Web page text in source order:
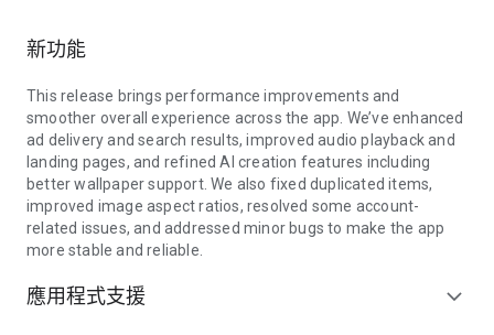
新功能
This release brings performance improvements and
smoother overall experience across the app. We’ve enhanced
ad delivery and search results, improved audio playback and
landing pages, and refined AI creation features including
better wallpaper support. We also fixed duplicated items,
improved image aspect ratios, resolved some account-
related issues, and addressed minor bugs to make the app
more stable and reliable.
應用程式支援 expand_more